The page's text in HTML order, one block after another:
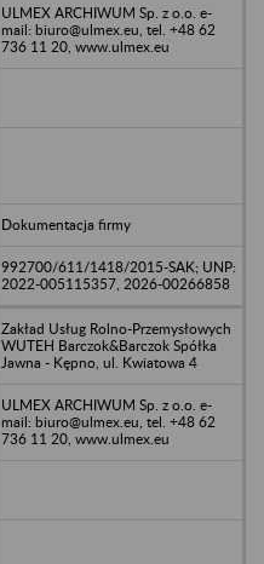
ULMEX ARCHIWUM Sp. z o.o. e-
mail: biuro@ulmex.eu, tel. +48 62
736 11 20, www.ulmex.eu
Dokumentacja firmy
992700/611/1418/2015-SAK; UNP:
2022-005115357, 2026-00266858
Zakład Usług Rolno-Przemysłowych
WUTEH Barczok&Barczok Spółka
Jawna - Kępno, ul. Kwiatowa 4
ULMEX ARCHIWUM Sp. z o.o. e-
mail: biuro@ulmex.eu, tel. +48 62
736 11 20, www.ulmex.eu